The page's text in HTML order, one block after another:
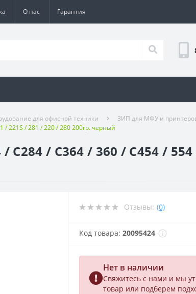
О нас Гарантия
для офисной техники ЗИП для МФУ и
/ 221S / 281 / 220 / 280 200гр. черный
C284 / C364 / 360 / C454 /
Отзывы: (0)
Код товара: 20095424
Нет в наличии
Свяжитесь с нами и мы
товар или подберем